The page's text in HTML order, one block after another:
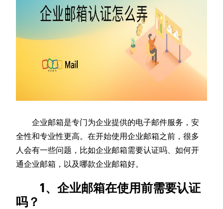
企业邮箱是专门为企业提供的电子邮件服务，安
全性和专业性更高。在开始使用企业邮箱之前，很多
人会有一些问题，比如企业邮箱需要认证吗、如何开
通企业邮箱，以及哪款企业邮箱好。
1、企业邮箱在使用前需要认证
吗？